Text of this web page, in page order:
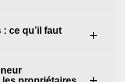
ce qu’il faut